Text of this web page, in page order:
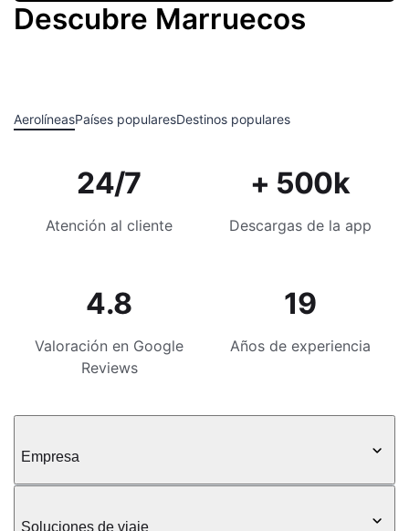
Descubre Marruecos
AerolíneasPaíses popularesDestinos populares
24/7
Atención al cliente
+ 500k
Descargas de la app
4.8
Valoración en Google
Reviews
19
Años de experiencia
Empresa
Soluciones de viaje